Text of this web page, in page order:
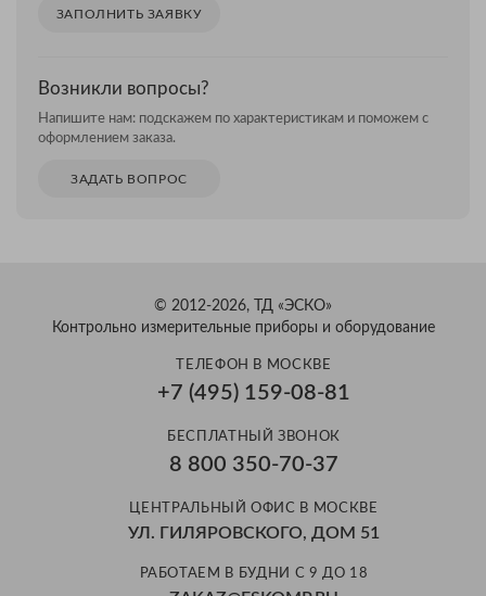
ЗАПОЛНИТЬ ЗАЯВКУ
Возникли вопросы?
Напишите нам: подскажем по характеристикам и поможем с
оформлением заказа.
ЗАДАТЬ ВОПРОС
© 2012-2026, ТД «ЭСКО»
Контрольно измерительные приборы и оборудование
ТЕЛЕФОН В МОСКВЕ
+7 (495) 159-08-81
БЕСПЛАТНЫЙ ЗВОНОК
8 800 350-70-37
ЦЕНТРАЛЬНЫЙ ОФИС В МОСКВЕ
УЛ. ГИЛЯРОВСКОГО, ДОМ 51
РАБОТАЕМ В БУДНИ С 9 ДО 18